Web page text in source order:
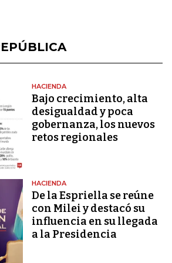
HACIENDA
Bajo crecimiento, alta
desigualdad y poca
gobernanza, los nuevos
retos regionales
HACIENDA
De la Espriella se reúne
con Milei y destacó su
influencia en su llegada
a la Presidencia